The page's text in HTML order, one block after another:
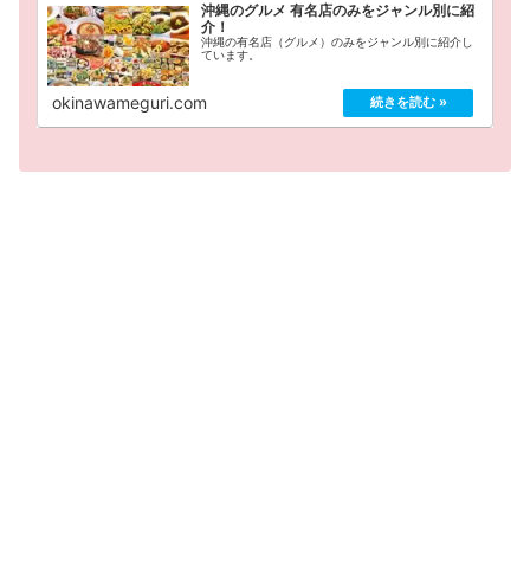
沖縄のグルメ 有名店のみをジャンル別に紹
介！
沖縄の有名店（グルメ）のみをジャンル別に紹介し
ています。
okinawameguri.com